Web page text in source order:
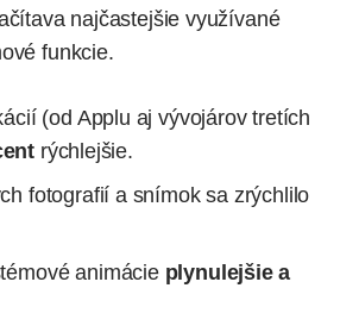
najčastejšie využívané
funkcie.
(od Applu aj vývojárov tretích
rýchlejšie.
fotografií a snímok sa zrýchlilo
animácie plynulejšie a